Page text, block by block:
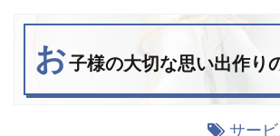
お子様の大切な思い出作り
サー